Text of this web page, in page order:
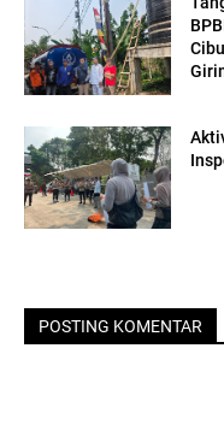
POSTING KOMENTAR